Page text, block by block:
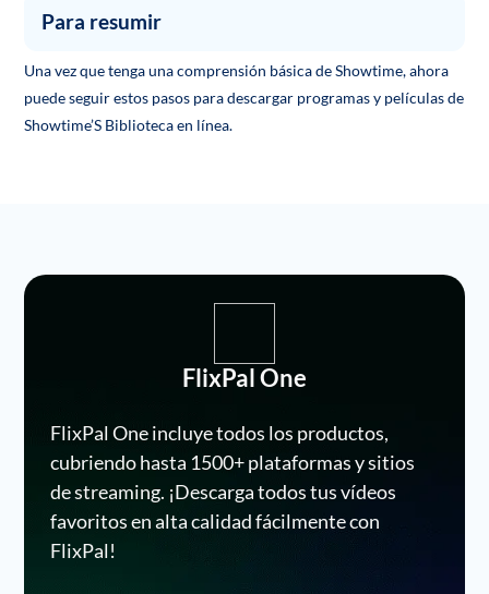
Para resumir
Una vez que tenga una comprensión básica de Showtime, ahora
puede seguir estos pasos para descargar programas y películas de
Showtime’S Biblioteca en línea.
FlixPal One
FlixPal One incluye todos los productos,
cubriendo hasta 1500+ plataformas y sitios
de streaming. ¡Descarga todos tus vídeos
favoritos en alta calidad fácilmente con
FlixPal!